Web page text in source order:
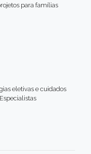
para famílias
eletivas e cuidados